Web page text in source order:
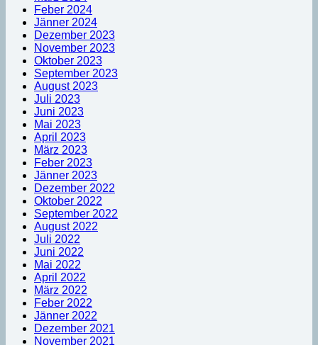
Feber 2024
Jänner 2024
Dezember 2023
November 2023
Oktober 2023
September 2023
August 2023
Juli 2023
Juni 2023
Mai 2023
April 2023
März 2023
Feber 2023
Jänner 2023
Dezember 2022
Oktober 2022
September 2022
August 2022
Juli 2022
Juni 2022
Mai 2022
April 2022
März 2022
Feber 2022
Jänner 2022
Dezember 2021
November 2021